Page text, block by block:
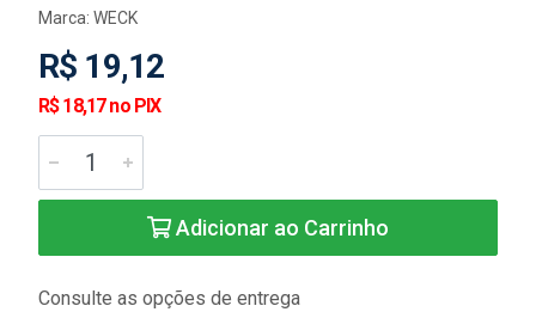
Marca: WECK
R$ 19,12
R$ 18,17 no PIX
Adicionar ao Carrinho
Consulte as opções de entrega